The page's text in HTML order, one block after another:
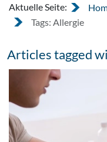
Aktuelle Seite:
Tags: Allergie
Articles tagged